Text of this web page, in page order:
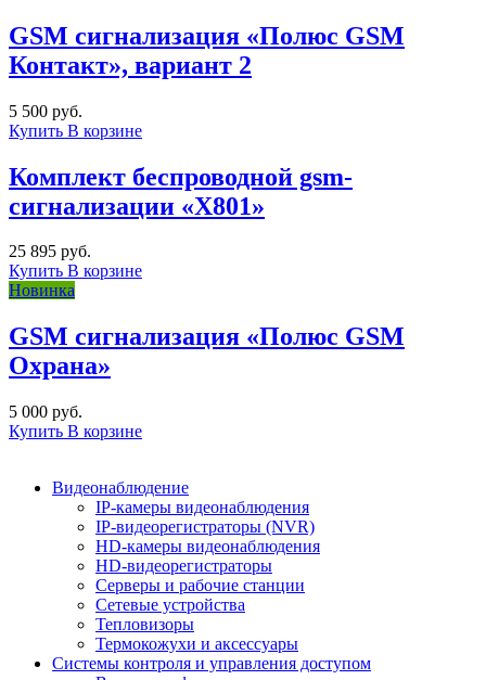
GSM сигнализация «Полюс GSM
Контакт», вариант 2
5 500 руб.
Купить В корзине
Комплект беспроводной gsm-
сигнализации «X801»
25 895 руб.
Купить В корзине
Новинка
GSM сигнализация «Полюс GSM
Охрана»
5 000 руб.
Купить В корзине
Видеонаблюдение
IP-камеры видеонаблюдения
IP-видеорегистраторы (NVR)
HD-камеры видеонаблюдения
HD-видеорегистраторы
Серверы и рабочие станции
Сетевые устройства
Тепловизоры
Термокожухи и аксессуары
Системы контроля и управления доступом